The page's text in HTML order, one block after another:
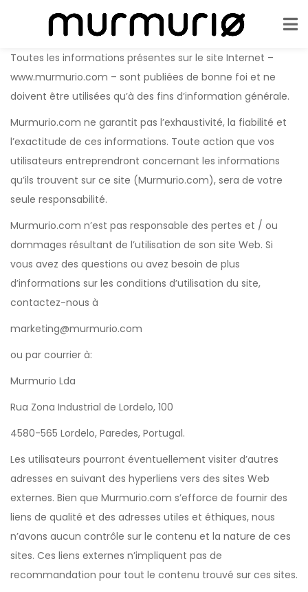
Toutes les informations présentes sur le site Internet –
www.murmurio.com – sont publiées de bonne foi et ne
doivent être utilisées qu’à des fins d’information générale.
Murmurio.com ne garantit pas l’exhaustivité, la fiabilité et
l’exactitude de ces informations. Toute action que vos
utilisateurs entreprendront concernant les informations
qu’ils trouvent sur ce site (Murmurio.com), sera de votre
seule responsabilité.
Murmurio.com n’est pas responsable des pertes et / ou
dommages résultant de l’utilisation de son site Web. Si
vous avez des questions ou avez besoin de plus
d’informations sur les conditions d’utilisation du site,
contactez-nous à
marketing@murmurio.com
ou par courrier à:
Murmurio Lda
Rua Zona Industrial de Lordelo, 100
4580-565 Lordelo, Paredes, Portugal.
Les utilisateurs pourront éventuellement visiter d’autres
adresses en suivant des hyperliens vers des sites Web
externes. Bien que Murmurio.com s’efforce de fournir des
liens de qualité et des adresses utiles et éthiques, nous
n’avons aucun contrôle sur le contenu et la nature de ces
sites. Ces liens externes n’impliquent pas de
recommandation pour tout le contenu trouvé sur ces sites.